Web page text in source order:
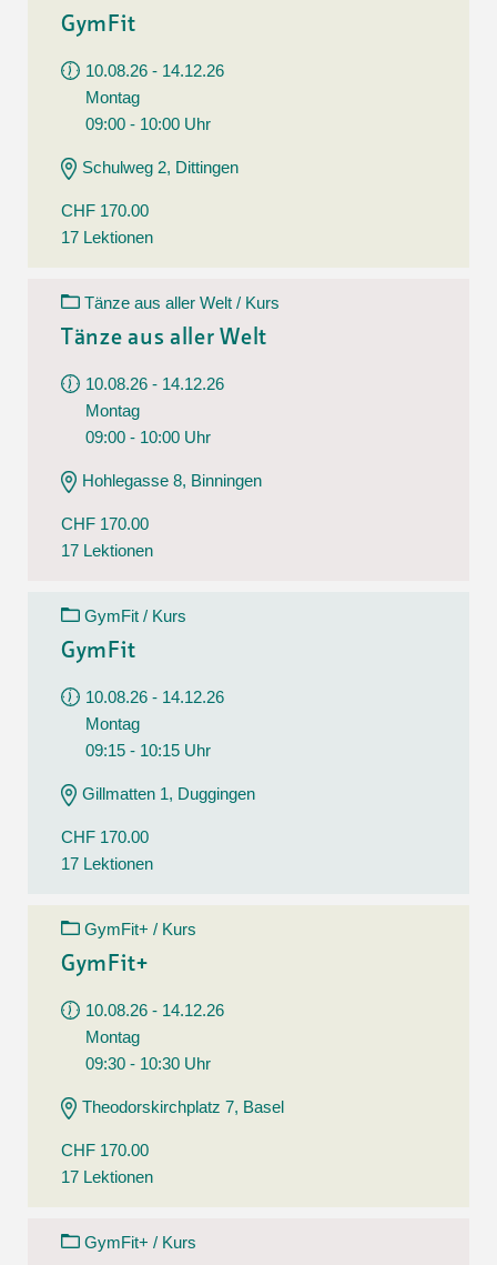
GymFit
10.08.26 - 14.12.26
Montag
09:00 - 10:00 Uhr
Schulweg 2, Dittingen
CHF 170.00
17 Lektionen
Tänze aus aller Welt / Kurs
Tänze aus aller Welt
10.08.26 - 14.12.26
Montag
09:00 - 10:00 Uhr
Hohlegasse 8, Binningen
CHF 170.00
17 Lektionen
GymFit / Kurs
GymFit
10.08.26 - 14.12.26
Montag
09:15 - 10:15 Uhr
Gillmatten 1, Duggingen
CHF 170.00
17 Lektionen
GymFit+ / Kurs
GymFit+
10.08.26 - 14.12.26
Montag
09:30 - 10:30 Uhr
Theodorskirchplatz 7, Basel
CHF 170.00
17 Lektionen
GymFit+ / Kurs